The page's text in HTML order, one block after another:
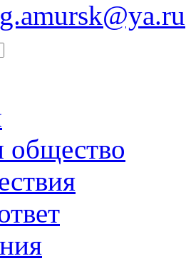
общество